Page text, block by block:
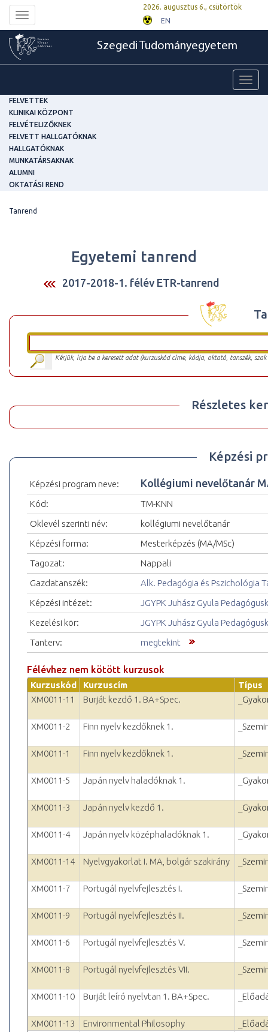
Toggle
navigation
2026. augusztus 6., csütörtök
EN
Szegedi Tudományegyetem
FELVETTEK
KLINIKAI KÖZPONT
FELVÉTELIZŐKNEK
FELVETT HALLGATÓKNAK
HALLGATÓKNAK
MUNKATÁRSAKNAK
ALUMNI
OKTATÁSI REND
Tanrend
Egyetemi tanrend
2017-2018-1. félév ETR-tanrend
Kérjük, írja be a keresett adat (kurzuskód címe, kódja, oktató, tanszék,
Részletes
Képzési
Képzési program neve: Kollégiumi nevelőtanár
Kód:
TM-KNN
Oklevél szerinti név:
kollégiumi nevelőtanár
Képzési forma:
Mesterképzés (MA/MSc)
Tagozat:
Nappali
Gazdatanszék:
Alk. Pedagógia és Pszichológia
Képzési intézet:
JGYPK Juhász Gyula
Kezelési kör:
JGYPK Juhász Gyula
Tanterv:
megtekint
Félévhez nem kötött kurzusok
Kurzuskód Kurzuscím
Típus
XM0011-11
Burját kezdő 1. BA+Spec.
XM0011-2 Finn nyelv kezdőknek 1.
XM0011-1 Finn nyelv kezdőknek 1.
XM0011-5 Japán nyelv haladóknak 1.
XM0011-3 Japán nyelv kezdő 1.
XM0011-4 Japán nyelv középhaladóknak 1.
XM0011-14 Nyelvgyakorlat I. MA, bolgár szakirány
XM0011-7 Portugál nyelvfejlesztés I.
XM0011-9 Portugál nyelvfejlesztés II.
XM0011-6 Portugál nyelvfejlesztés V.
XM0011-8 Portugál nyelvfejlesztés VII.
XM0011-10 Burját leíró nyelvtan 1. BA+Spec.
XM0011-13 Environmental Philosophy